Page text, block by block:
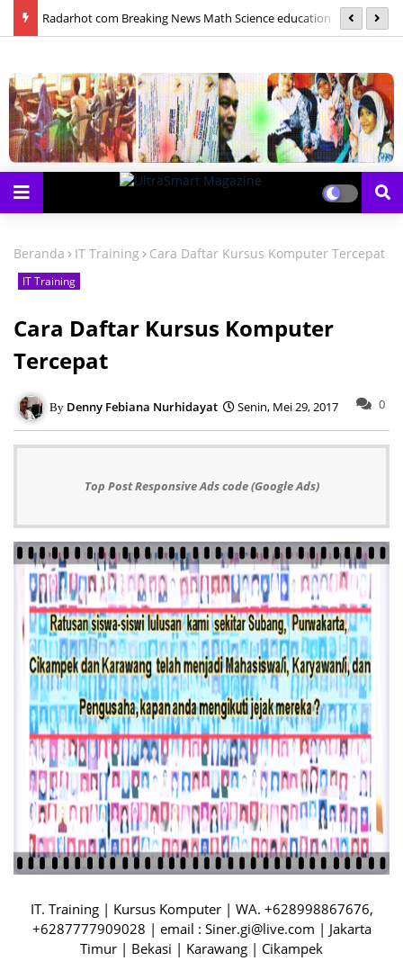
Radarhot com Breaking News Math Science education
Beranda IT Training Cara Daftar Kursus Komputer Tercepat
IT Training
Cara Daftar Kursus Komputer
Tercepat
Denny Febiana Nurhidayat Senin, Mei 29, 2017 0
Top Post Responsive Ads code (Google Ads)
IT. Training | Kursus Komputer | WA. +628998867676,
+6287777909028 | email : Siner.gi@live.com | Jakarta
Timur | Bekasi | Karawang | Cikampek